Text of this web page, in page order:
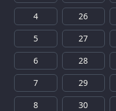
4
5
6
7
8
26
27
28
29
30